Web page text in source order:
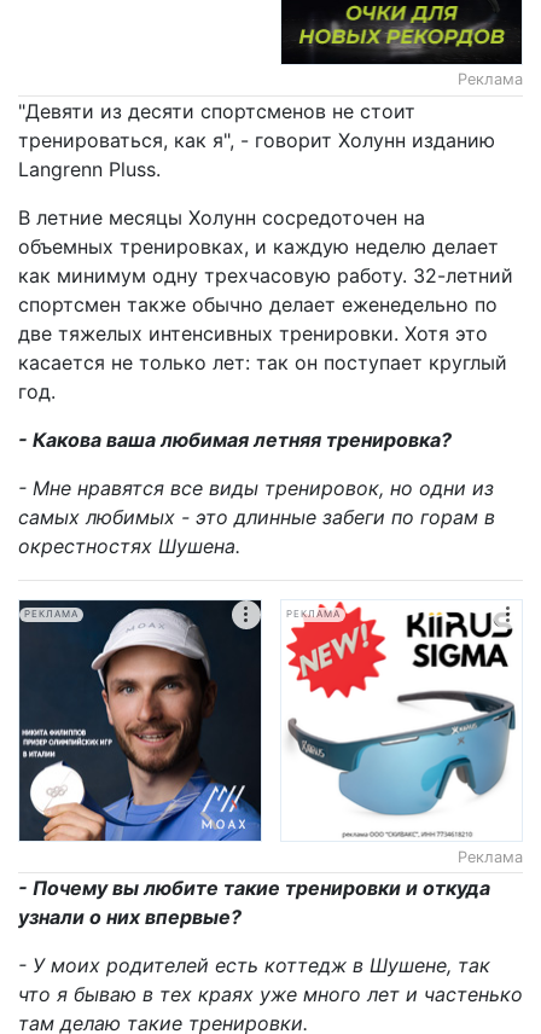
Реклама
"Девяти из десяти спортсменов не стоит
тренироваться, как я", - говорит Холунн изданию
Langrenn Pluss.
В летние месяцы Холунн сосредоточен на
объемных тренировках, и каждую неделю делает
как минимум одну трехчасовую работу. 32-летний
спортсмен также обычно делает еженедельно по
две тяжелых интенсивных тренировки. Хотя это
касается не только лет: так он поступает круглый
год.
- Какова ваша любимая летняя тренировка?
- Мне нравятся все виды тренировок, но одни из
самых любимых - это длинные забеги по горам в
окрестностях Шушена.
РЕКЛАМА РЕКЛАМА
Реклама
- Почему вы любите такие тренировки и откуда
узнали о них впервые?
- У моих родителей есть коттедж в Шушене, так
что я бываю в тех краях уже много лет и частенько
там делаю такие тренировки.